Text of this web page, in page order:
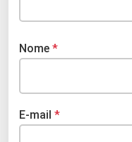
Nome *
E-mail *